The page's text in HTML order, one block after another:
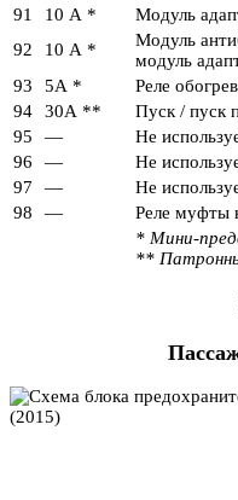
91
10 А *
Модуль
92
10 А *
Модуль
модуль
93
5А *
Реле
94
30А **
Пуск / пуск
95
—
Не
96
—
Не
97
—
Не
98
—
Реле муфты
* Мини-
**